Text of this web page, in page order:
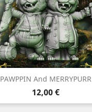
PAWPPIN And MERRYPURR
Prix
12,00 €